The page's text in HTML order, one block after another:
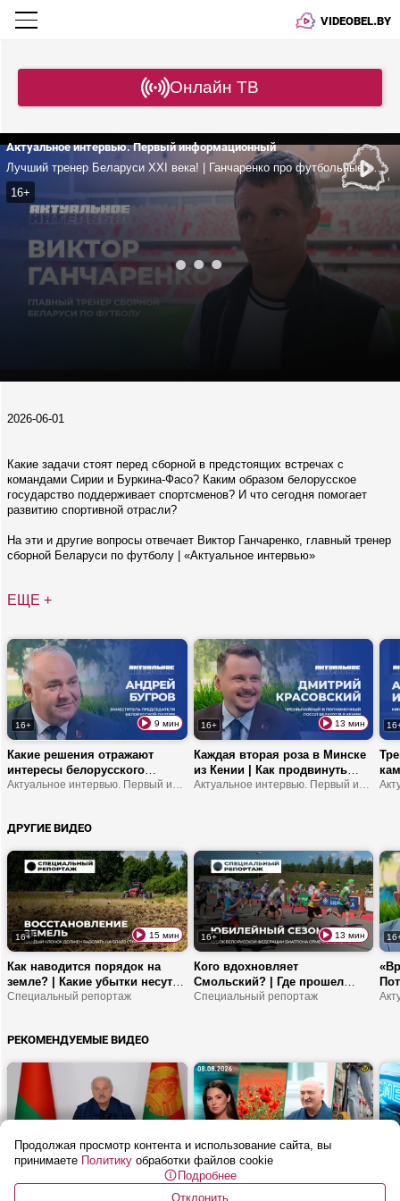
VIDEOBEL.BY
Онлайн ТВ
Актуальное интервью. Первый информационный
Лучший тренер Беларуси XXI века! | Ганчаренко про футбольные стадионы, поддержку государства, малую родину и предстоящий матч с Сирией и Буркина-Фасо
16+
2026-06-01
Какие задачи стоят перед сборной в предстоящих встречах с
командами Сирии и Буркина-Фасо? Каким образом белорусское
государство поддерживает спортсменов? И что сегодня помогает
развитию спортивной отрасли?
На эти и другие вопросы отвечает Виктор Ганчаренко, главный тренер
сборной Беларуси по футболу | «Актуальное интервью»
ЕЩЕ +
16+ 9 мин
Какие решения отражают
интересы белорусского
народа? | Что устанавливает
ответственность делегатов
16+ 13 мин
Каждая вторая роза в Минске
из Кении | Как продвинуть
туда молочку? | В Африке
ДРУГИЕ ВИДЕО
16+ 15 мин
Как наводится порядок на
земле? | Какие убытки несут
заросшие поля? | Почему
Специальный репортаж
16+ 13 мин
Кого вдохновляет
Смольский? | Где прошел
Кубок БФБ? | Что эти
Специальный репортаж
РЕКОМЕНДУЕМЫЕ ВИДЕО
16+ 26 мин
БАЛОВАТЬСЯ! | Совещание по
16+
Почему в Гродно запретили
шеринг электросамокатов? | В
Продолжая просмотр контента и использование сайта, вы
принимаете Политику обработки файлов cookie
Подробнее
Отклонить